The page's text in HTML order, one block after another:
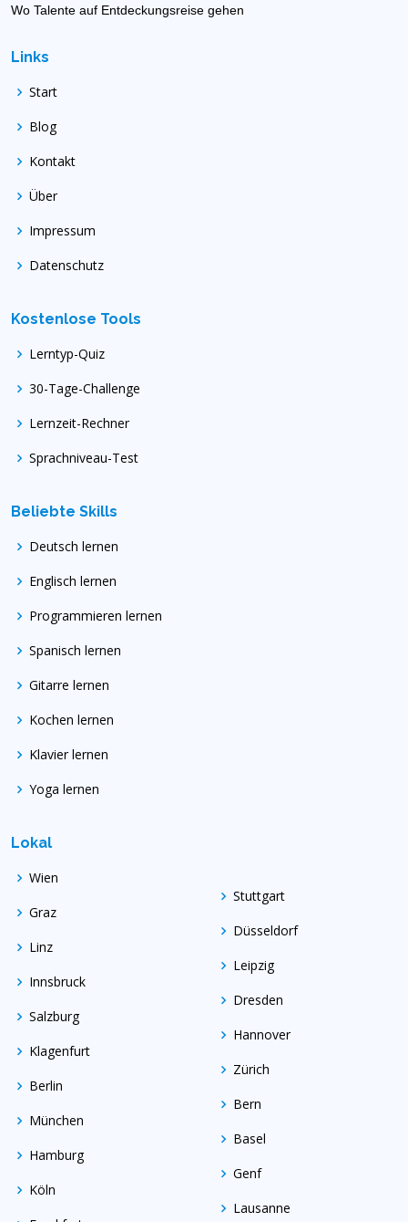
Wo Talente auf Entdeckungsreise gehen
Links
Start
Blog
Kontakt
Über
Impressum
Datenschutz
Kostenlose Tools
Lerntyp-Quiz
30-Tage-Challenge
Lernzeit-Rechner
Sprachniveau-Test
Beliebte Skills
Deutsch lernen
Englisch lernen
Programmieren lernen
Spanisch lernen
Gitarre lernen
Kochen lernen
Klavier lernen
Yoga lernen
Lokal
Wien
Graz
Linz
Innsbruck
Salzburg
Klagenfurt
Berlin
München
Hamburg
Köln
Stuttgart
Düsseldorf
Leipzig
Dresden
Hannover
Zürich
Bern
Basel
Genf
Lausanne